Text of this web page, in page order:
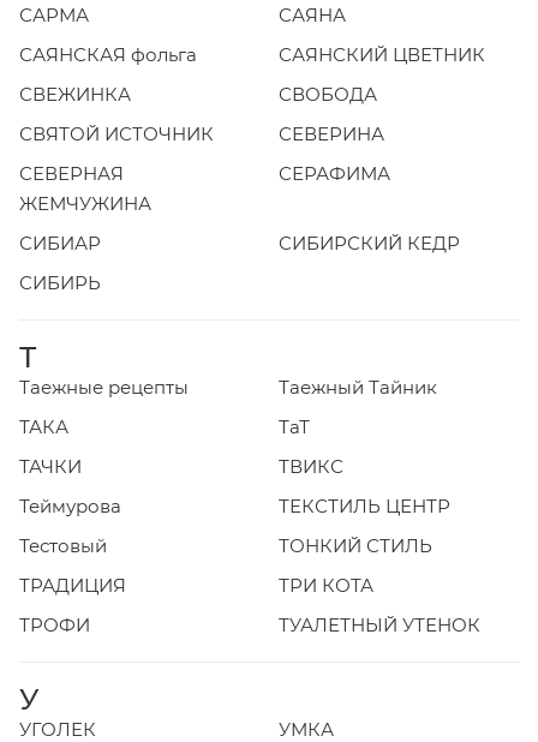
САРМА
САЯНА
САЯНСКАЯ фольга
САЯНСКИЙ ЦВЕТНИК
СВЕЖИНКА
СВОБОДА
СВЯТОЙ ИСТОЧНИК
СЕВЕРИНА
СЕВЕРНАЯ
ЖЕМЧУЖИНА
СЕРАФИМА
СИБИАР
СИБИРСКИЙ КЕДР
СИБИРЬ
Т
Таежные рецепты
Таежный Тайник
ТАКА
ТаТ
ТАЧКИ
ТВИКС
Теймурова
ТЕКСТИЛЬ ЦЕНТР
Тестовый
ТОНКИЙ СТИЛЬ
ТРАДИЦИЯ
ТРИ КОТА
ТРОФИ
ТУАЛЕТНЫЙ УТЕНОК
У
УГОЛЕК
УМКА